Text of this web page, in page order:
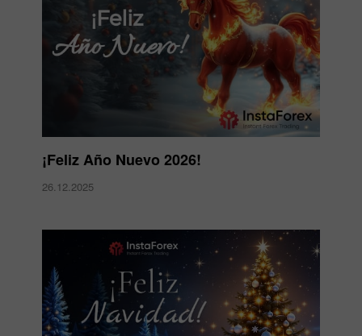
¡Feliz Año Nuevo 2026!
26.12.2025